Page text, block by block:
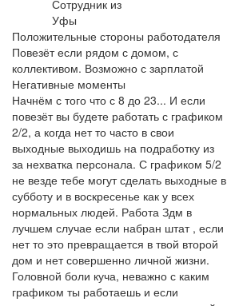
Сотрудник из
Уфы
Положительные стороны работодателя
Повезёт если рядом с домом, с
коллективом. Возможно с зарплатой
Негативные моменты
Начнём с того что с 8 до 23... И если
повезёт вы будете работать с графиком
2/2, а когда нет то часто в свои
выходные выходишь на подработку из
за нехватка персонала. С графиком 5/2
не везде тебе могут сделать выходные в
субботу и в воскресенье как у всех
нормальных людей. Работа Здм в
лучшем случае если набран штат , если
нет то это превращается в твой второй
дом и нет совершенно личной жизни.
Головной боли куча, неважно с каким
графиком ты работаешь и если